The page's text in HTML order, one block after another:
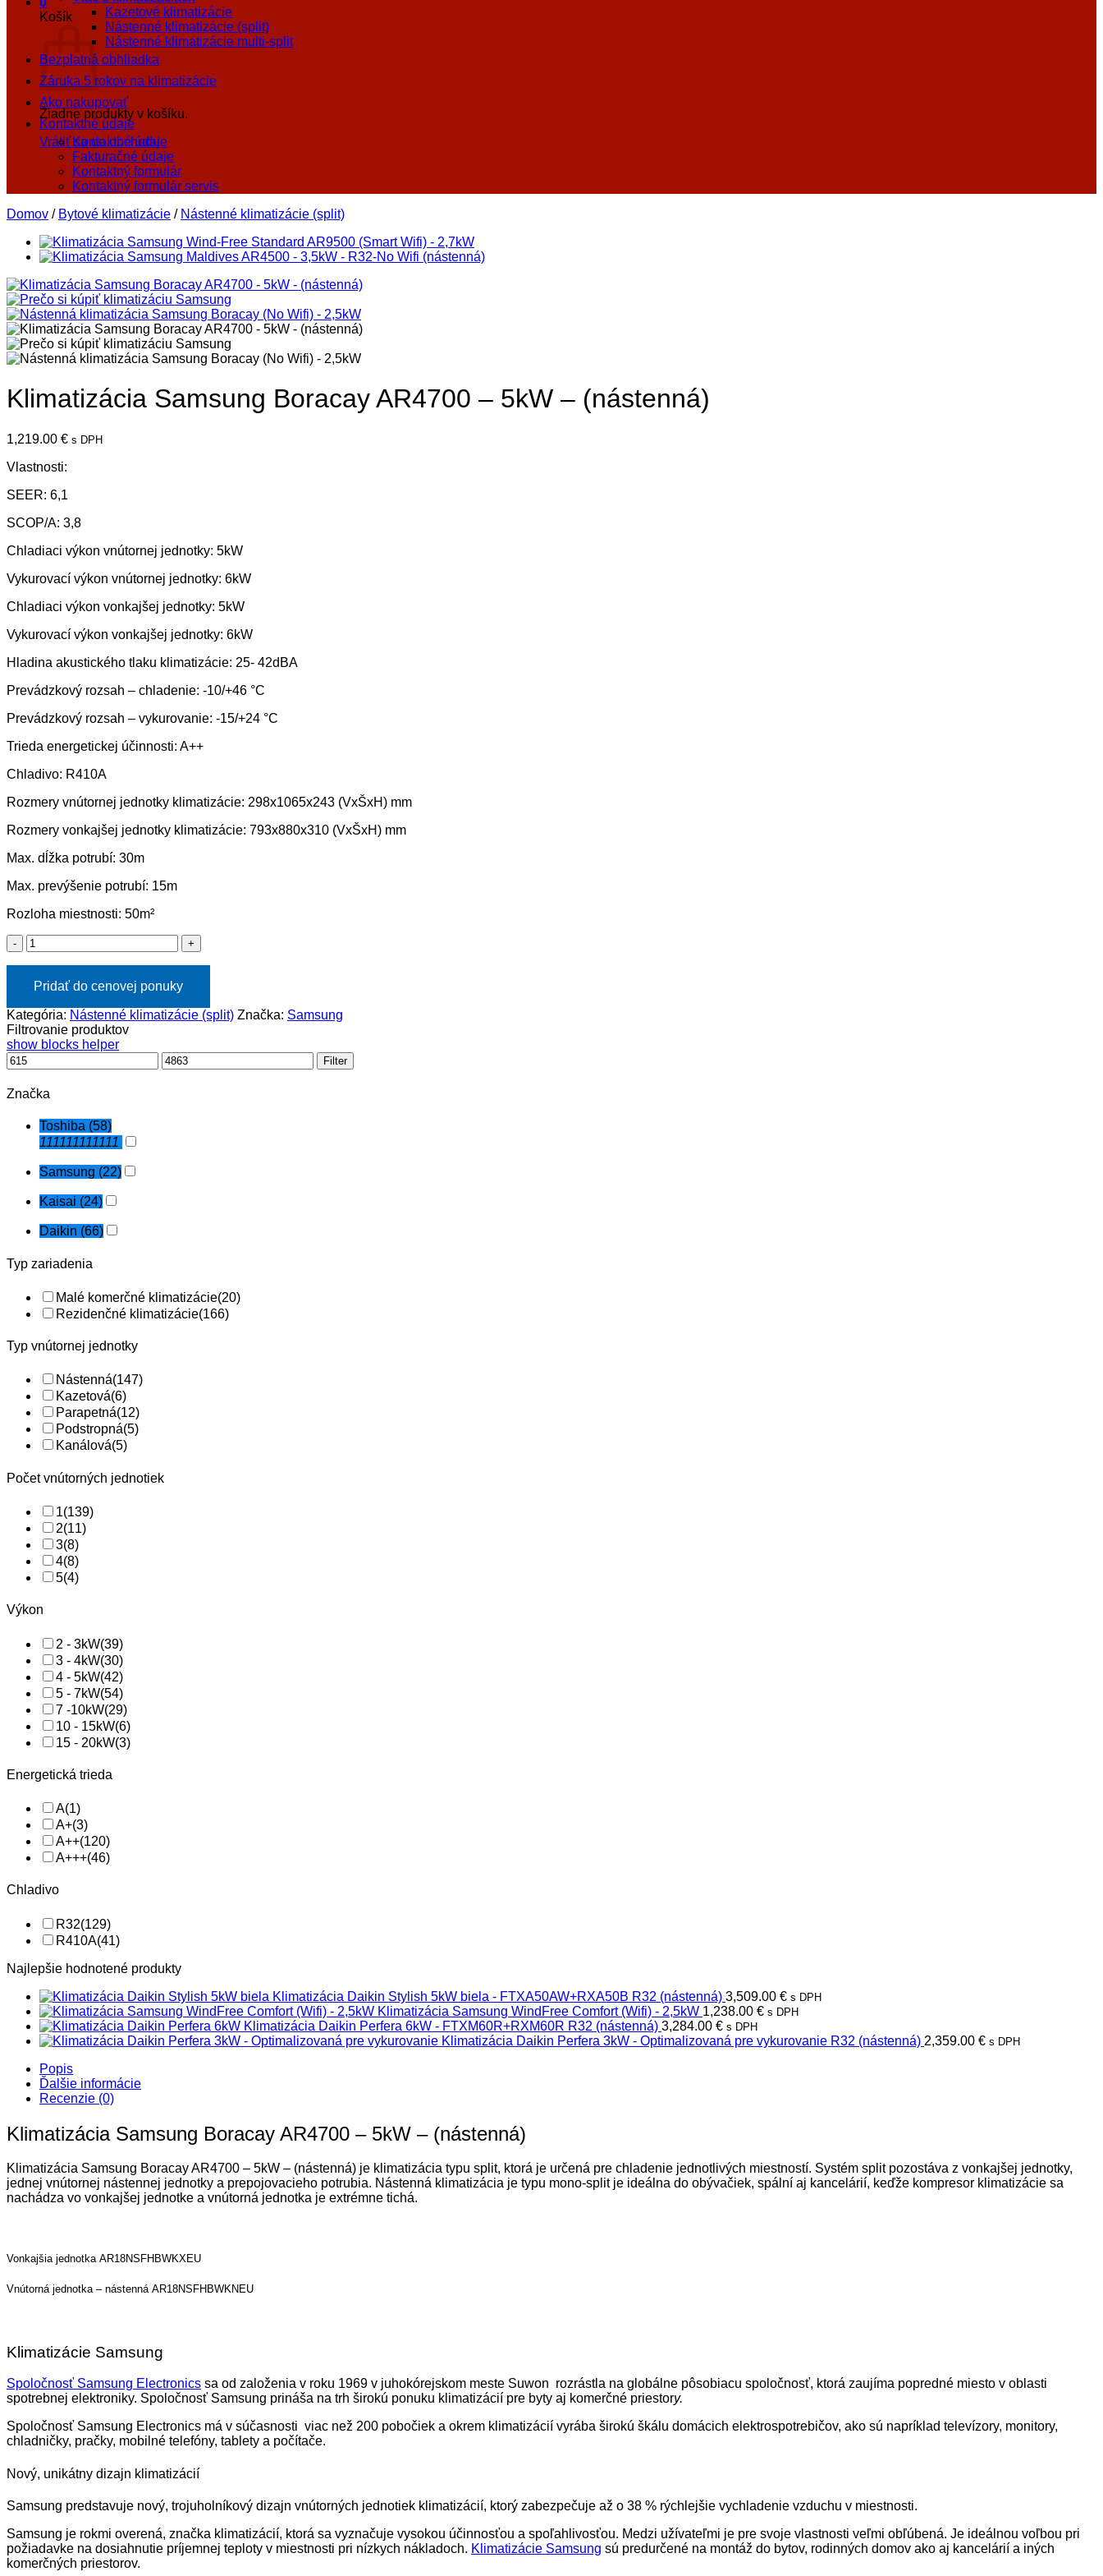
Košík
Žiadne produkty v košíku.
Vrátiť sa do obchodu
Kazetové klimatizácie
Nástenné klimatizácie (split)
Nástenné klimatizácie multi-split
Bezplatná obhliadka
Záruka 5 rokov na klimatizácie
Ako nakupovať
Kontaktné údaje
Kontaktné údaje
Fakturačné údaje
Kontaktný formulár
Kontaktný formulár servis
Domov / Bytové klimatizácie / Nástenné klimatizácie (split)
Klimatizácia Samsung Boracay AR4700 – 5kW – (nástenná)
1,219.00 € s DPH
Vlastnosti:
SEER: 6,1
SCOP/A: 3,8
Chladiaci výkon vnútornej jednotky: 5kW
Vykurovací výkon vnútornej jednotky: 6kW
Chladiaci výkon vonkajšej jednotky: 5kW
Vykurovací výkon vonkajšej jednotky: 6kW
Hladina akustického tlaku klimatizácie: 25- 42dBA
Prevádzkový rozsah – chladenie: -10/+46 °C
Prevádzkový rozsah – vykurovanie: -15/+24 °C
Trieda energetickej účinnosti: A++
Chladivo: R410A
Rozmery vnútornej jednotky klimatizácie: 298x1065x243 (VxŠxH) mm
Rozmery vonkajšej jednotky klimatizácie: 793x880x310 (VxŠxH) mm
Max. dĺžka potrubí: 30m
Max. prevýšenie potrubí: 15m
Rozloha miestnosti: 50m²
množstvo
Klimatizácia
Boracay
-
5kW
-
(nástenná)
Pridať do cenovej ponuky
Kategória: Nástenné klimatizácie (split) Značka: Samsung
Filtrovanie produktov
show blocks helper
Filter
Značka
Toshiba (58)
111111111111
Samsung (22)
Kaisai (24)
Daikin (66)
Typ zariadenia
Malé komerčné klimatizácie(20)
Rezidenčné klimatizácie(166)
Typ vnútornej jednotky
Nástenná(147)
Kazetová(6)
Parapetná(12)
Podstropná(5)
Kanálová(5)
Počet vnútorných jednotiek
1(139)
2(11)
3(8)
4(8)
5(4)
Výkon
2 - 3kW(39)
3 - 4kW(30)
4 - 5kW(42)
5 - 7kW(54)
7 -10kW(29)
10 - 15kW(6)
15 - 20kW(3)
Energetická trieda
A(1)
A+(3)
A++(120)
A+++(46)
Chladivo
R32(129)
R410A(41)
Najlepšie hodnotené produkty
Klimatizácia Daikin Stylish 5kW biela - FTXA50AW+RXA50B R32 (nástenná) 3,509.00 € s DPH
Klimatizácia Samsung WindFree Comfort (Wifi) - 2,5kW 1,238.00 € s DPH
Klimatizácia Daikin Perfera 6kW - FTXM60R+RXM60R R32 (nástenná) 3,284.00 € s DPH
Klimatizácia Daikin Perfera 3kW - Optimalizovaná pre vykurovanie R32 (nástenná) 2,359.00 € s DPH
Popis
Ďalšie informácie
Recenzie (0)
Klimatizácia Samsung Boracay AR4700 – 5kW – (nástenná)
Klimatizácia Samsung Boracay AR4700 – 5kW – (nástenná) je klimatizácia typu split, ktorá je určená pre chladenie jednotlivých miestností. Systém split pozostáva z vonkajšej jednotky,
jednej vnútornej nástennej jednotky a prepojovacieho potrubia. Nástenná klimatizácia je typu mono-split je ideálna do obývačiek, spální aj kancelárií, keďže kompresor klimatizácie sa
nachádza vo vonkajšej jednotke a vnútorná jednotka je extrémne tichá.
Vonkajšia jednotka AR18NSFHBWKXEU
Vnútorná jednotka – nástenná AR18NSFHBWKNEU
Klimatizácie Samsung
Spoločnosť Samsung Electronics sa od založenia v roku 1969 v juhokórejskom meste Suwon rozrástla na globálne pôsobiacu spoločnosť, ktorá zaujíma popredné miesto v oblasti
spotrebnej elektroniky. Spoločnosť Samsung prináša na trh širokú ponuku klimatizácií pre byty aj komerčné priestory.
Spoločnosť Samsung Electronics má v súčasnosti viac než 200 pobočiek a okrem klimatizácií vyrába širokú škálu domácich elektrospotrebičov, ako sú napríklad televízory, monitory,
chladničky, pračky, mobilné telefóny, tablety a počítače.
Nový, unikátny dizajn klimatizácií
Samsung predstavuje nový, trojuholníkový dizajn vnútorných jednotiek klimatizácií, ktorý zabezpečuje až o 38 % rýchlejšie vychladenie vzduchu v miestnosti.
Samsung je rokmi overená, značka klimatizácií, ktorá sa vyznačuje vysokou účinnosťou a spoľahlivosťou. Medzi užívateľmi je pre svoje vlastnosti veľmi obľúbená. Je ideálnou voľbou pri
požiadavke na dosiahnutie príjemnej teploty v miestnosti pri nízkych nákladoch. Klimatizácie Samsung sú predurčené na montáž do bytov, rodinných domov ako aj kancelárií a iných
komerčných priestorov.